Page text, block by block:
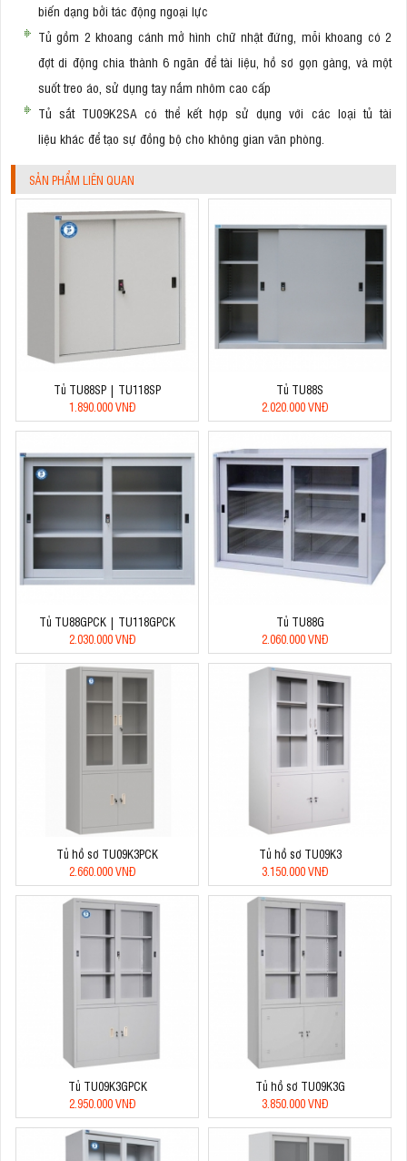
biến dạng bởi tác động ngoại lực
Tủ gồm 2 khoang cánh mở hình chữ nhật đứng, mỗi khoang có 2
đợt di động chia thành 6 ngăn để tài liệu, hồ sơ gọn gàng, và một
suốt treo áo, sử dụng tay nắm nhôm cao cấp
Tủ sắt TU09K2SA có thể kết hợp sử dụng với các loại tủ tài
liệu khác để tạo sự đồng bộ cho không gian văn phòng.
SẢN PHẨM LIÊN QUAN
Tủ TU88SP | TU118SP
1.890.000 VNĐ
Tủ TU88S
2.020.000 VNĐ
Tủ TU88GPCK | TU118GPCK
2.030.000 VNĐ
Tủ TU88G
2.060.000 VNĐ
Tủ hồ sơ TU09K3PCK
2.660.000 VNĐ
Tủ hồ sơ TU09K3
3.150.000 VNĐ
Tủ TU09K3GPCK
2.950.000 VNĐ
Tủ hồ sơ TU09K3G
3.850.000 VNĐ